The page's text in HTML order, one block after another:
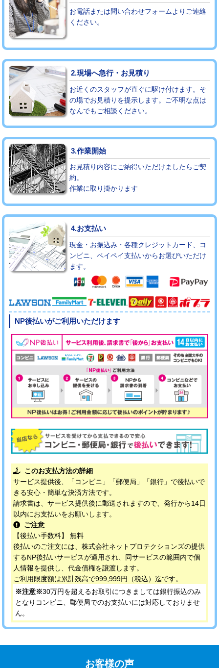
コンクリート斫り（厚さ10㎝超え） 38,500円
モルタル補修（厚さ10㎝まで）
モルタル補修（厚さ10㎝超え） 38,500円
追加人工 16,500円
廃棄・処分 現場見積
※給水管工事は20mmまでの価格です。
お電話または問い合わせフォームよりご連絡
ください。
2.現場へ急行・お見積り
お近くのスタッフが直ぐに駆け付けます。そ
の場でお見積りを提示します。ご不明な点は
なんでもご相談ください。
3.作業開始
お見積り内容にご納得いただけましたらご契
約。
作業に取り掛かります
4.お支払い
現金・お振込み・各種クレジットカード、コ
ンビニ、ペイペイ支払いからお選びいただけ
ます。
NP後払いがご利用いただけます
このお支払方法の詳細
サービス提供後、「コンビニ」「郵便局」「銀行」で後払いで
きる安心・簡単な決済方法です。
請求書は、サービス提供後に郵送されますので、発行から14日
以内にお支払いをお願いします。
ご注意
【後払い手数料】 無料
後払いのご注文には、株式会社ネットプロテクションズの提供
するNP後払いサービスが適用され、同サービスの範囲内で個
人情報を提供し、代金債権を譲渡します。
ご利用限度額は累計残高で999,999円（税込）迄です。
※注意※30万円を超えるお取引につきましては銀行振込のみ
となりコンビニ、郵便局でのお支払いには対応しておりませ
ん。
お客様の声